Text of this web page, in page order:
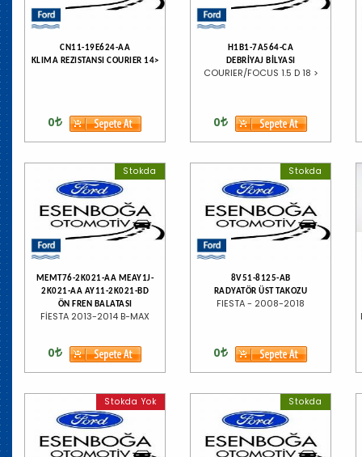
CN11-19E624-AA
KLIMA REZISTANSI COURIER 14>
0
H1B1-7A564-CA
DEBRİYAJ BİLYASI
COURIER/FOCUS 1.5 D 18 >
0
Stokda
MEMT76-2K021-AA MEAY1J-
2K021-AA AY11-2K021-BD
ÖN FREN BALATASI
FİESTA 2013-2014 B-MAX
0
Stokda
8V51-8125-AB
RADYATÖR ÜST TAKOZU
FIESTA - 2008-2018
0
Stokda Yok Stokda